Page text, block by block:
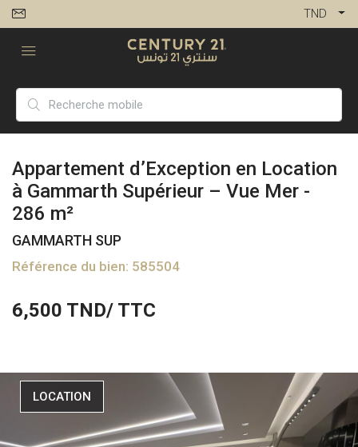
TND
Appartement d’Exception en Location
à Gammarth Supérieur – Vue Mer -
286 m²
GAMMARTH SUP
Référence du bien: 585504
6,500 TND/ TTC
LOCATION